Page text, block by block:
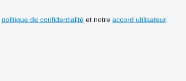
politique de confidentialitéet notre accord utilisateur.